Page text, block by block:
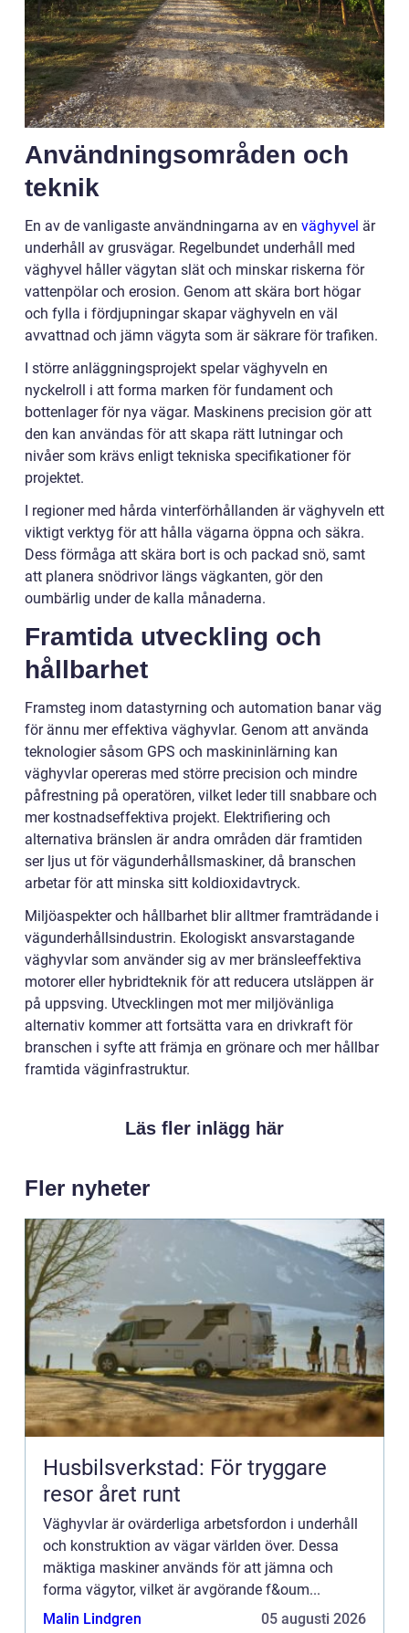
Användningsområden och
teknik
En av de vanligaste användningarna av en väghyvel är
underhåll av grusvägar. Regelbundet underhåll med
väghyvel håller vägytan slät och minskar riskerna för
vattenpölar och erosion. Genom att skära bort högar
och fylla i fördjupningar skapar väghyveln en väl
avvattnad och jämn vägyta som är säkrare för trafiken.
I större anläggningsprojekt spelar väghyveln en
nyckelroll i att forma marken för fundament och
bottenlager för nya vägar. Maskinens precision gör att
den kan användas för att skapa rätt lutningar och
nivåer som krävs enligt tekniska specifikationer för
projektet.
I regioner med hårda vinterförhållanden är väghyveln ett
viktigt verktyg för att hålla vägarna öppna och säkra.
Dess förmåga att skära bort is och packad snö, samt
att planera snödrivor längs vägkanten, gör den
oumbärlig under de kalla månaderna.
Framtida utveckling och
hållbarhet
Framsteg inom datastyrning och automation banar väg
för ännu mer effektiva väghyvlar. Genom att använda
teknologier såsom GPS och maskininlärning kan
väghyvlar opereras med större precision och mindre
påfrestning på operatören, vilket leder till snabbare och
mer kostnadseffektiva projekt. Elektrifiering och
alternativa bränslen är andra områden där framtiden
ser ljus ut för vägunderhållsmaskiner, då branschen
arbetar för att minska sitt koldioxidavtryck.
Miljöaspekter och hållbarhet blir alltmer framträdande i
vägunderhållsindustrin. Ekologiskt ansvarstagande
väghyvlar som använder sig av mer bränsleeffektiva
motorer eller hybridteknik för att reducera utsläppen är
på uppsving. Utvecklingen mot mer miljövänliga
alternativ kommer att fortsätta vara en drivkraft för
branschen i syfte att främja en grönare och mer hållbar
framtida väginfrastruktur.
Läs fler inlägg här
Fler nyheter
Husbilsverkstad: För tryggare
resor året runt
Väghyvlar är ovärderliga arbetsfordon i underhåll
och konstruktion av vägar världen över. Dessa
mäktiga maskiner används för att jämna och
forma vägytor, vilket är avgörande f&oum...
Malin Lindgren
05 augusti 2026